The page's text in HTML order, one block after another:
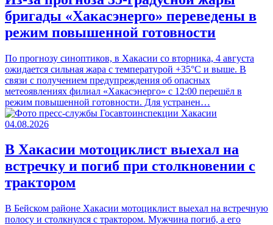
бригады «Хакасэнерго» переведены в
режим повышенной готовности
По прогнозу синоптиков, в Хакасии со вторника, 4 августа
ожидается сильная жара с температурой +35°С и выше. В
связи с получением предупреждения об опасных
метеоявлениях филиал «Хакасэнерго» с 12:00 перешёл в
режим повышенной готовности. Для устранен…
04.08.2026
В Хакасии мотоциклист выехал на
встречку и погиб при столкновении с
трактором
В Бейском районе Хакасии мотоциклист выехал на встречную
полосу и столкнулся с трактором. Мужчина погиб, а его